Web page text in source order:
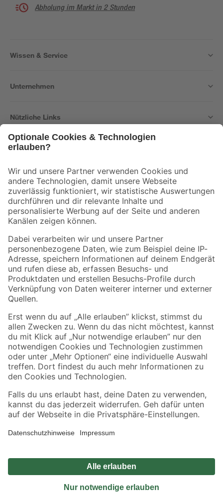
Abholung im Markt in 2 Stunden
Wissen & Service
Unternehmen
Nützliche Links
Der toom Newsletter: Keine Angebote und Aktionen mehr verpassen!
Zur Newsletter Anmeldung
Folge uns
Zahlungsarten Versandarten
Sicher einkaufen
Jetzt die toom-App herunterladen
Alle Preisangaben in EUR inkl. gesetzl. MwSt.. Die dargestellten Angebote sind unter
Umständen nicht in allen Märkten verfügbar. Die angegebenen Verfügbarkeiten beziehen
Produkte nur solange der Vorrat reicht.
*Paketversand ab 59 € versandkostenfrei, gilt nicht für Artikel mit Speditionsversand, hier
Privatsphäre Impressum
Nutzungsbedingungen
Widerrufsrecht
Vertrag widerrufen